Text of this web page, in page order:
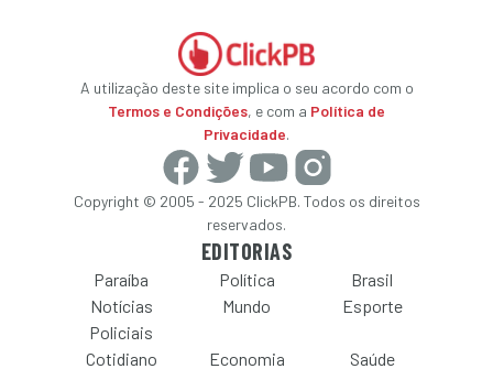
A utilização deste site implica o seu acordo com o
Termos e Condições, e com a Política de
Privacidade.
Copyright © 2005 - 2025 ClickPB. Todos os direitos
reservados.
EDITORIAS
Paraíba Política
Brasil
Notícias
Policiais
Mundo Esporte
Cotidiano Economia Saúde